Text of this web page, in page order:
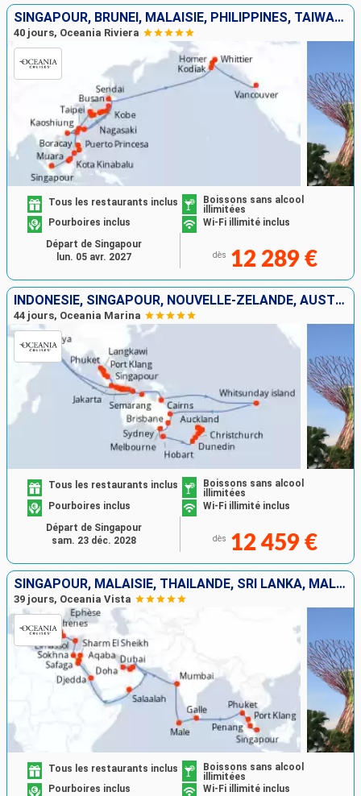
SINGAPOUR, BRUNEI, MALAISIE, PHILIPPINES, TAÏWAN, CHINE, CORÉE DU SUD, JAPON, ÉTATS-UNIS, CANADA
40 jours, Oceania Riviera
Tous les restaurants inclus
Boissons sans alcool
illimitées
Pourboires inclus
Wi-Fi illimité inclus
dès 12 289 €
Départ de Singapour
lun. 05 avr. 2027
INDONÉSIE, SINGAPOUR, NOUVELLE-ZÉLANDE, AUSTRALIE, MALAISIE, THAÏLANDE
44 jours, Oceania Marina
Tous les restaurants inclus
Boissons sans alcool
illimitées
Pourboires inclus
Wi-Fi illimité inclus
dès 12 459 €
Départ de Singapour
sam. 23 déc. 2028
SINGAPOUR, MALAISIE, THAÏLANDE, SRI LANKA, MALDIVES, INDE, EMIRATS ARABES UNIS, QATAR, OMAN, ARABIE SAOUDITE, JORDANIE, EGYPTE, CHYPRE, GRÈCE, TURQUIE
39 jours, Oceania Vista
Tous les restaurants inclus
Boissons sans alcool
illimitées
Pourboires inclus
Wi-Fi illimité inclus